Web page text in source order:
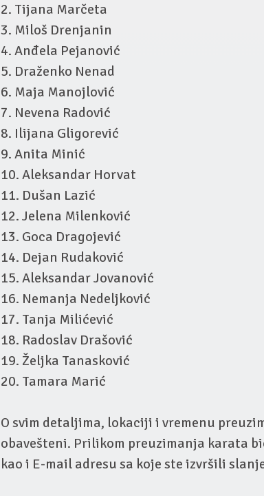
2. Tijana Marčeta
3. Miloš Drenjanin
4. Anđela Pejanović
5. Draženko Nenad
6. Maja Manojlović
7. Nevena Radović
8. Ilijana Gligorević
9. Anita Minić
10. Aleksandar Horvat
11. Dušan Lazić
12. Jelena Milenković
13. Goca Dragojević
14. Dejan Rudaković
15. Aleksandar Jovanović
16. Nemanja Nedeljković
17. Tanja Milićević
18. Radoslav Drašović
19. Željka Tanasković
20. Tamara Marić
O svim detaljima, lokaciji i vremenu
obavešteni. Prilikom preuzimanja karata
kao i E-mail adresu sa koje ste izvršili